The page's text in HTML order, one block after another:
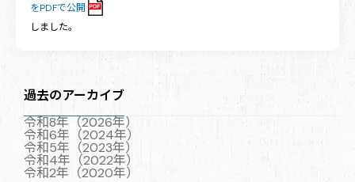
をPDFで公開
しました。
過去のアーカイブ
令和8年（2026年）
令和6年（2024年）
令和5年（2023年）
令和4年（2022年）
令和2年（2020年）